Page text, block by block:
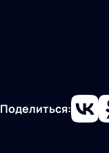
Поделиться: